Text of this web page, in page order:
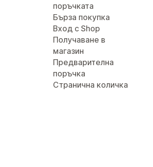
поръчката
Бърза покупка
Вход с Shop
Получаване в
магазин
Предварителна
поръчка
Странична количка